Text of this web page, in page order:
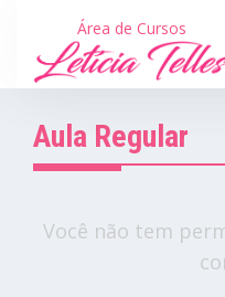
Área de Cursos
Aula Regular
Você não tem